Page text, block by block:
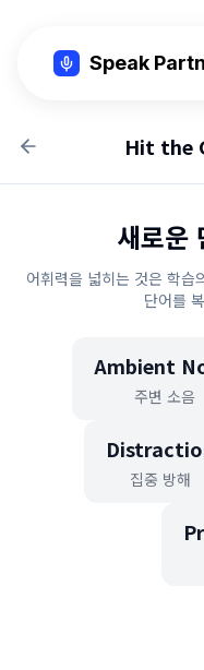
Speak
Hit the
새로운
어휘력을 넓히는 것은 학습
단어를
Ambient
주변 소음
집중 방해